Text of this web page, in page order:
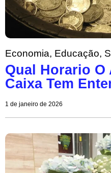
Economia, Educação,
Qual Horario
Caixa Tem
1 de janeiro de 2026